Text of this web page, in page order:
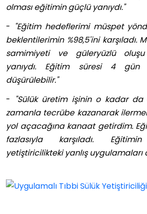
olması eğitimin güçlü yanıydı."
- "Eğitim hedeflerimi müspet
beklentilerimin %98,5'ini karşıladı.
samimiyeti ve güleryüzlü
yanıydı. Eğitim süresi 4
düşürülebilir."
-
"Sülük üretim işinin o kadar da
zamanla tecrübe kazanarak
yol açacağına kanaat getirdim.
fazlasıyla karşıladı.
yetiştiricilikteki yanlış